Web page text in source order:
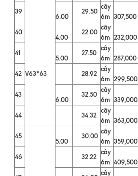
39
6.00
29.50
cây
6m 307,500
40
V63*63
4.00
22.00
cây
6m 232,000
41
5.00
27.50
cây
6m 287,000
42
28.92
cây
6m 299,500
43
6.00
32.50
cây
6m 339,000
44
34.32
cây
6m 363,000
45
5.00
30.00
cây
6m 359,000
46
32.22
cây
6m 409,500
cây